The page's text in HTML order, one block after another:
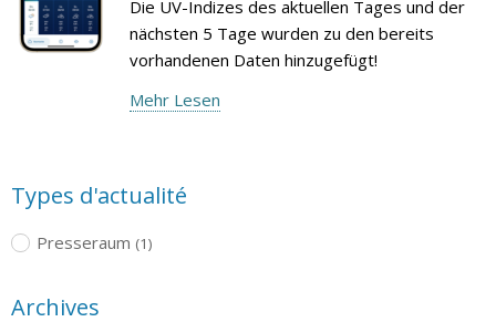
Die UV-Indizes des aktuellen Tages und der
nächsten 5 Tage wurden zu den bereits
vorhandenen Daten hinzugefügt!
Mehr Lesen
Types d'actualité
Presseraum (1)
Archives